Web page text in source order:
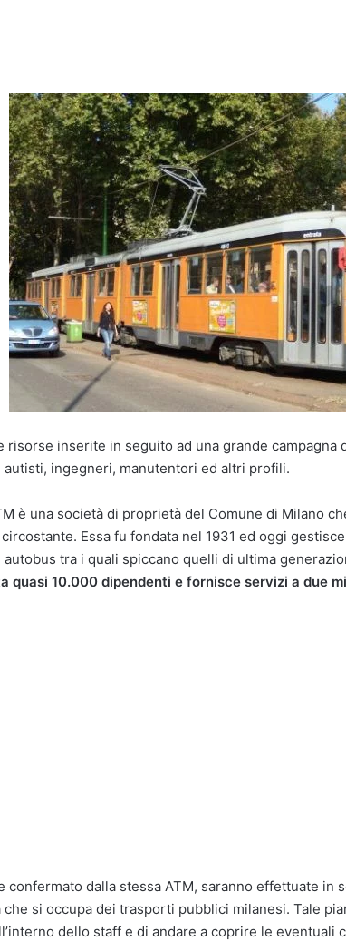
risorse inserite in seguito ad una grande
autisti, ingegneri, manutentori ed altri profili.
è una società di proprietà del Comune di Milano
Essa fu fondata nel 1931 ed oggi
tra i quali spiccano quelli di ultima
quasi 10.000 dipendenti e fornisce servizi a due
confermato dalla stessa ATM, saranno effettuate in
che si occupa dei trasporti pubblici milanesi. Tale
dello staff e di andare a coprire le eventuali